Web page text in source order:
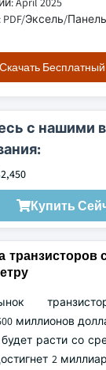
PDF/Эксель/
Скачать
с нашими
Купить
миллионов
расти со
2